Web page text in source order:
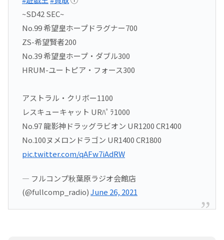
~SD42 SEC~
No.99 希望皇ホープドラグナー700
ZS-希望賢者200
No.39 希望皇ホープ・ダブル300
HRUM-ユートピア・フォース300
アストラル・クリボー1100
レスキューキャット URﾊﾟﾗ1000
No.97 龍影神ドラッグラビオン UR1200 CR1400
No.100ヌメロンドラゴン UR1400 CR1800
pic.twitter.com/qAFw7iAdRW
— フルコンプ秋葉原ラジオ会館店
(@fullcomp_radio)June 26, 2021